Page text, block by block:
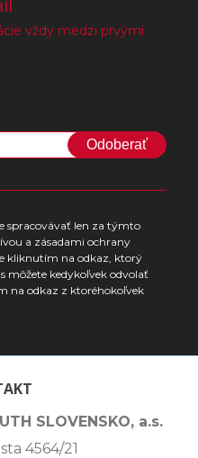
vždy medzi prvými
Odoberať
spracovávať len za týmto
a zásadami ochrany
kliknutím na odkaz, ktorý
môžete kedykoľvek odvolať
na odkaz z ktoréhokoľvek
SLOVENSKO, a.s.
4564/21